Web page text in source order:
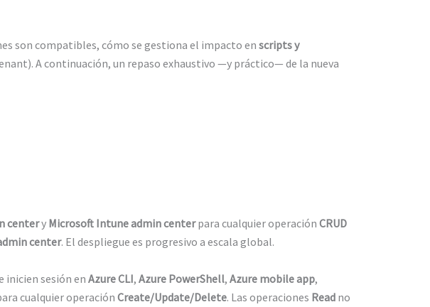
son compatibles, cómo se gestiona el impacto en scripts y
A continuación, un repaso exhaustivo —y práctico— de la nueva
centery Microsoft Intune admin centerpara cualquier operación CRUD
center. El despliegue es progresivo a escala global.
inicien sesión en Azure CLI, Azure PowerShell, Azure mobile app,
cualquier operación Create/Update/Delete. Las operaciones Read no